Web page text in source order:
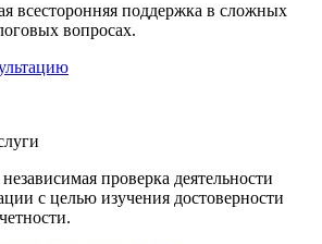
всесторонняя поддержка в сложных
вопросах.
проверка деятельности
с целью изучения достоверности